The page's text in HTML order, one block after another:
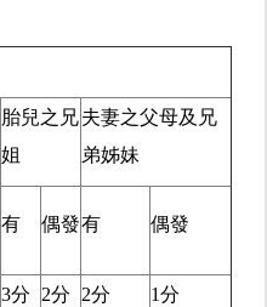
胎兒之兄
姐
夫妻之父母及兄
弟姊妹
有 偶發有 偶發
3分 2分 2分 1分